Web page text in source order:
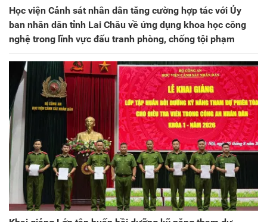
Học viện Cảnh sát nhân dân tăng cường hợp tác với Ủy
ban nhân dân tỉnh Lai Châu về ứng dụng khoa học công
nghệ trong lĩnh vực đấu tranh phòng, chống tội phạm